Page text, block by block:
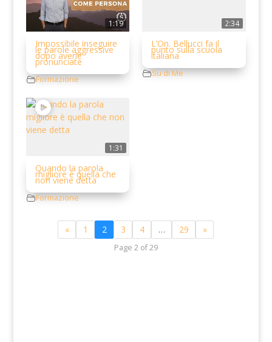
1:19
Impossibile inseguire
le parole aggressive
dopo averle
pronunciate
Formazione
2:34
L’On. Bellucci fa il
punto sulla scuola
italiana
Su di Me
1:31
Quando la parola
migliore è quella che
non viene detta
Formazione
« 1 2 3 4 … 29 »
Page 2 of 29